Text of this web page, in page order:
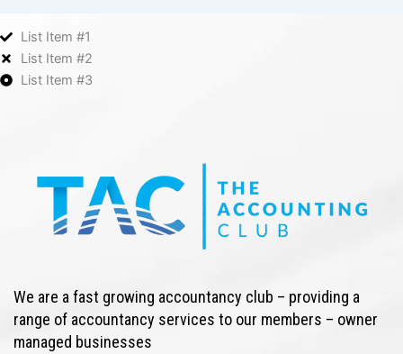
List Item #1
List Item #2
List Item #3
We are a fast growing accountancy club – providing a
range of accountancy services to our members – owner
managed businesses